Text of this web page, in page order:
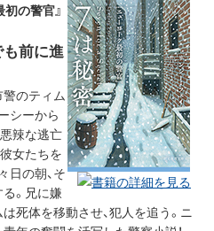
の警官』
も前に進
のティム
シーから
辣な逃亡
女たちを
日の朝、そ
。兄に嫌
死体を移動させ、犯人を追う。ニ